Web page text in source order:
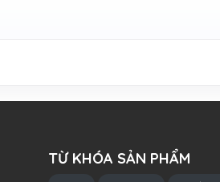
TỪ KHÓA SẢN PHẨM